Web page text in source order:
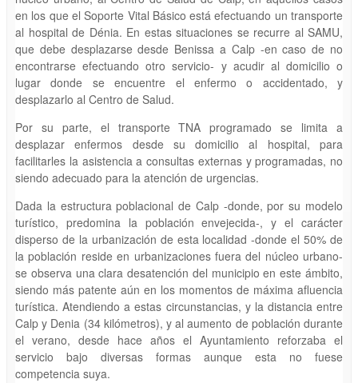
en los que el Soporte Vital Básico está efectuando un transporte
al hospital de Dénia. En estas situaciones se recurre al SAMU,
que debe desplazarse desde Benissa a Calp -en caso de no
encontrarse efectuando otro servicio- y acudir al domicilio o
lugar donde se encuentre el enfermo o accidentado, y
desplazarlo al Centro de Salud.
Por su parte, el transporte TNA programado se limita a
desplazar enfermos desde su domicilio al hospital, para
facilitarles la asistencia a consultas externas y programadas, no
siendo adecuado para la atención de urgencias.
Dada la estructura poblacional de Calp -donde, por su modelo
turístico, predomina la población envejecida-, y el carácter
disperso de la urbanización de esta localidad -donde el 50% de
la población reside en urbanizaciones fuera del núcleo urbano-
se observa una clara desatención del municipio en este ámbito,
siendo más patente aún en los momentos de máxima afluencia
turística. Atendiendo a estas circunstancias, y la distancia entre
Calp y Denia (34 kilómetros), y al aumento de población durante
el verano, desde hace años el Ayuntamiento reforzaba el
servicio bajo diversas formas aunque esta no fuese
competencia suya.